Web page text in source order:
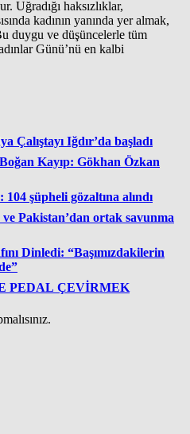
Uğradığı haksızlıklar,
kadının yanında yer almak,
duygu ve düşüncelerle tüm
Günü’nü en kalbi
Çalıştayı Iğdır’da başladı
Kayıp: Gökhan Özkan
şüpheli gözaltına alındı
Pakistan’dan ortak savunma
Dinledi: “Başımızdakilerin
PEDAL ÇEVİRMEK